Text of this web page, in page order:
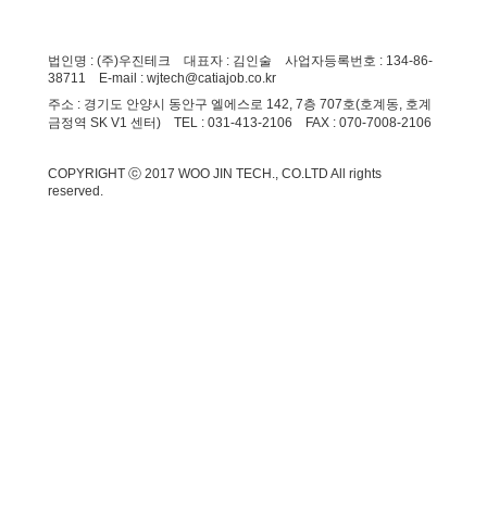
법인명 : (주)우진테크 대표자 : 김인술 사업자등록번호 : 134-86-
38711 E-mail : wjtech@catiajob.co.kr
주소 : 경기도 안양시 동안구 엘에스로 142, 7층 707호(호계동, 호계
금정역 SK V1 센터) TEL : 031-413-2106 FAX : 070-7008-2106
COPYRIGHT ⓒ 2017 WOO JIN TECH., CO.LTD All rights
reserved.